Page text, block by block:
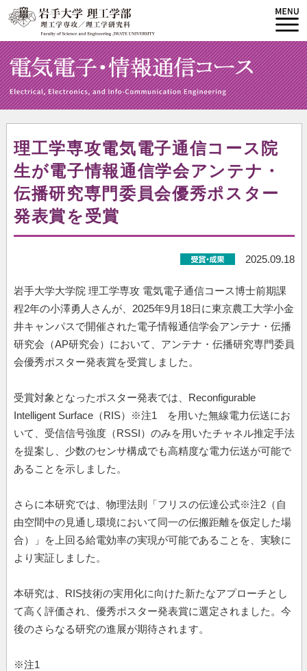
理工学専攻電気電子通信コース院
生が電子情報通信学会アンテナ・
伝播研究専門委員会優秀ポスター
発表賞を受賞
2025.09.18
岩手大学大学院 理工学専攻 電気電子通信コース博士前期課
程2年の小澤勇人さんが、2025年9月18日に東京農工大学小金
井キャンパスで開催された電子情報通信学会アンテナ・伝播
研究会（AP研究会）において、アンテナ・伝播研究専門委員
会優秀ポスター発表賞を受賞しました。
受賞対象となったポスター発表では、Reconfigurable
Intelligent Surface（RIS）※注1 を用いた無線電力伝送にお
いて、受信信号強度（RSSI）のみを用いたチャネル推定手法
を提案し、少数のセンサ構成でも高精度な電力伝送が可能で
あることを示しました。
さらに本研究では、物理法則「フリスの伝達公式※注2（自
由空間中の見通し環境において同一の伝搬距離を仮定した場
合）」を上回る給電効率の実現が可能であることを、実験に
より実証しました。
本研究は、RIS技術の実用化に向けた新たなアプローチとし
て高く評価され、優秀ポスター発表賞に選定されました。今
後のさらなる研究の進展が期待されます。
※注1